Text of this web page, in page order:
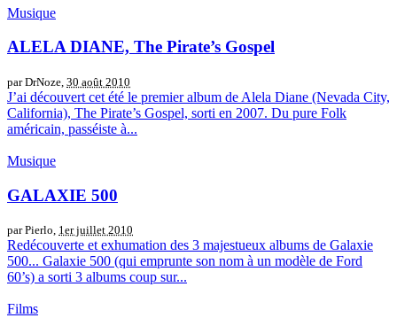
Musique
ALELA DIANE, The Pirate’s Gospel
par DrNoze, 30 août 2010
J’ai découvert cet été le premier album de Alela Diane (Nevada City,
California), The Pirate’s Gospel, sorti en 2007. Du pure Folk
américain, passéiste à...
Musique
GALAXIE 500
par Pierlo, 1er juillet 2010
Redécouverte et exhumation des 3 majestueux albums de Galaxie
500... Galaxie 500 (qui emprunte son nom à un modèle de Ford
60’s) a sorti 3 albums coup sur...
Films